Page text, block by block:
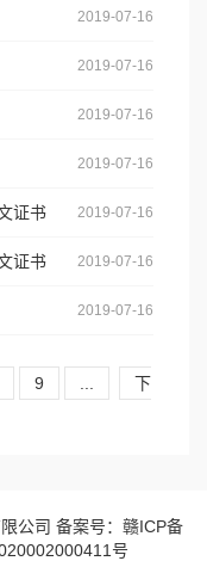
2019-07-16
2019-07-16
2019-07-16
2019-07-16
2019-07-16
证书
2019-07-16
证书
2019-07-16
9
下
公司 备案号：赣ICP备
号